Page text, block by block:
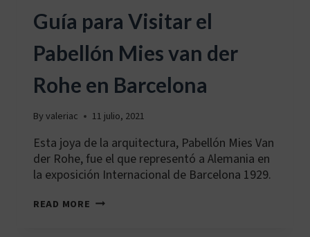
Guía para Visitar el
Pabellón Mies van der
Rohe en Barcelona
Byvaleriac 11 julio, 2021
Esta joya de la arquitectura, Pabellón Mies Van
der Rohe, fue el que representó a Alemania en
la exposición Internacional de Barcelona 1929.
READ MORE GUÍA